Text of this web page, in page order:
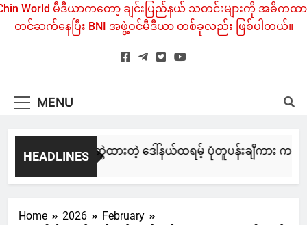
World မီဒီယာကတော့ ချင်းပြည်နယ် သတင်းများကို အဓိကထာ
တင်ဆက်နေပြီး BNI အဖွဲ့ဝင်မီဒီယာ တစ်ခုလည်း ဖြစ်ပါတယ်။
MENU
HEADLINES
မြင်းချေးနဲ့ ရေးဆွဲထားတဲ့ ဒေါ်နယ်ထရမ့် ပုံတူပန်းချီကား ကနေဒ
3 Days Ago
Home 2026
February